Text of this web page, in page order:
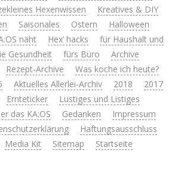
Hexenwissen
Kreatives & DIY
Saisonales Ostern
Halloween
näht Hex’ hacks
für Haushalt und
Gesundheit fürs Büro
Archive
Rezept-Archive
Was koche ich heute?
Aktuelles Allerlei-Archiv 2018
2017
Ernteticker
Lustiges und Listiges
das KA:OS Gedanken
Impressum
Haftungsausschluss
Media Kit Sitemap Startseite